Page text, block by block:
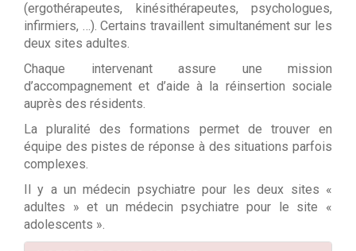
(ergothérapeutes, kinésithérapeutes, psychologues,
infirmiers, …). Certains travaillent simultanément sur les
deux sites adultes.
Chaque intervenant assure une mission
d’accompagnement et d’aide à la réinsertion sociale
auprès des résidents.
La pluralité des formations permet de trouver en
équipe des pistes de réponse à des situations parfois
complexes.
Il y a un médecin psychiatre pour les deux sites «
adultes » et un médecin psychiatre pour le site «
adolescents ».